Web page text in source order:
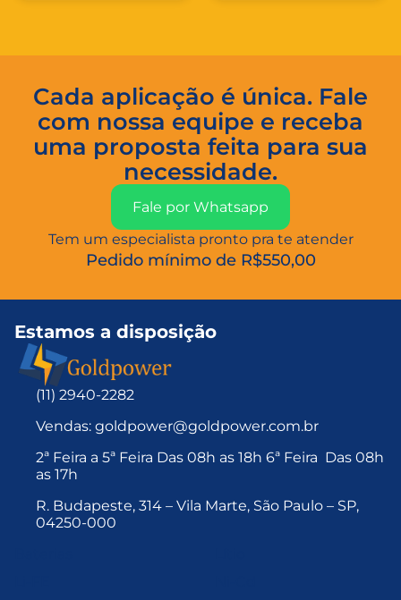
Cada aplicação é única. Fale
com nossa equipe e receba
uma proposta feita para sua
necessidade.
Fale por Whatsapp
Tem um especialista pronto pra te atender
Pedido mínimo de R$550,00
Estamos a disposição
(11) 2940-2282
Vendas: goldpower@goldpower.com.br
2ª Feira a 5ª Feira Das 08h as 18h 6ª Feira Das 08h
as 17h
R. Budapeste, 314 – Vila Marte, São Paulo – SP,
04250-000